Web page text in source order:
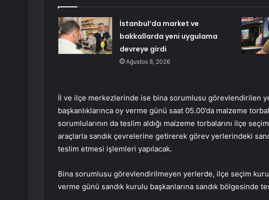
İstanbul’da market ve
bakkallarda yeni uygulama
devreye girdi
Ağustos 8, 2026
İl ve ilçe merkezlerinde ise bina sorumlusu görevlendirilen
başkanlıklarınca oy verme günü saat 05.00’da malzeme
sorumlularının da teslim aldığı malzeme torbalarını ilçe
araçlarla sandık çevrelerine getirerek görev yerlerindeki
teslim etmesi işlemleri yapılacak.
Bina sorumlusu görevlendirilmeyen yerlerde, ilçe seçim
verme günü sandık kurulu başkanlarına sandık bölgesinde